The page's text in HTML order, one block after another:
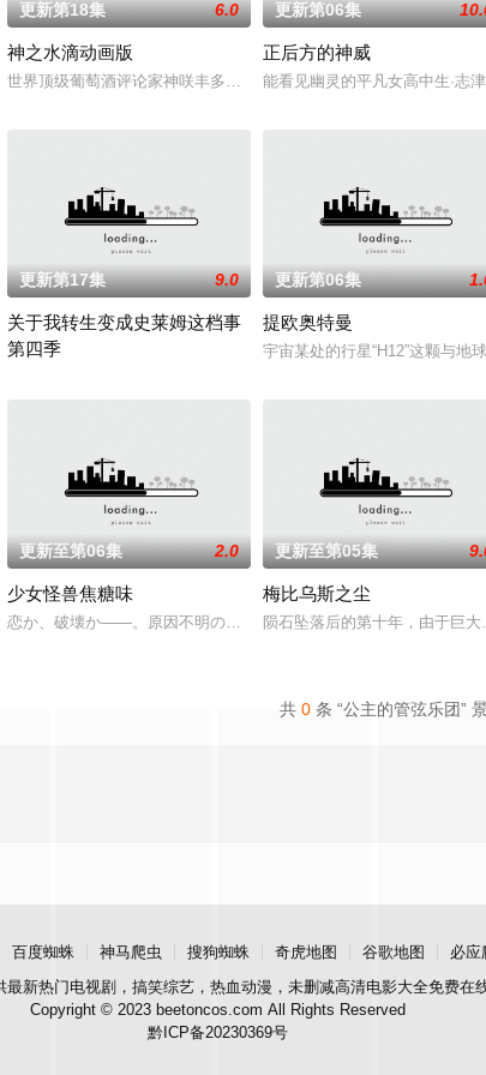
师手岛斥责她是浪费生命、声称漫画都是虚构，在没收漫画后，手
更新第18集 6.0
神之水滴动画版
世界顶级葡萄酒评论家神咲丰多香去世以后，留下了价值20亿日圆的
更新第06集
正后方的神威
能看见幽灵的平凡女高中生·志
家。但让她没想到的是，竟多了四个弟弟，令她大为震惊！虽然她全
更新第17集 9.0
关于我转生变成史莱姆这档事
第四季
更新第06集
提欧奥特曼
宇宙某处的行星“H12”这颗与
子』全新动画新作将继承经典、结合潮流、呈现崭新的花仙子世界
更新至第06集 2.0
少女怪兽焦糖味
恋か、破壊か――。原因不明の病に悩まされている女子高生・赤石
更新至第05集
梅比乌斯之尘
陨石坠落后的第十年，由于巨
共 0 条 “公主的管弦乐团”
百度蜘蛛 神马爬虫 搜狗蜘蛛 奇虎地图 谷歌地图
必应
最新热门电视剧，搞笑综艺，热血动漫，未删减高清电影大全免费在
Copyright © 2023 beetoncos.com All Rights Reserved
黔ICP备20230369号